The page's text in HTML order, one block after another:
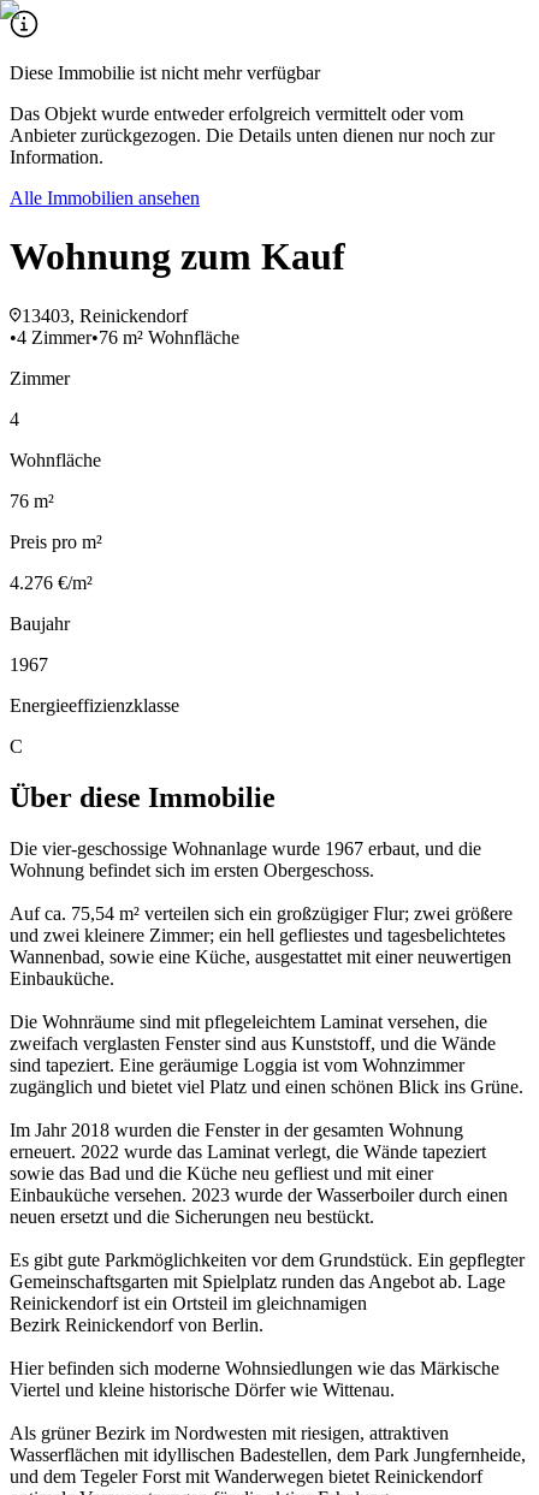
Diese Immobilie ist nicht mehr verfügbar
Das Objekt wurde entweder erfolgreich vermittelt oder vom
Anbieter zurückgezogen. Die Details unten dienen nur noch zur
Information.
Alle Immobilien ansehen
Wohnung zum Kauf
13403, Reinickendorf
•4 Zimmer•76 m² Wohnfläche
Zimmer
4
Wohnfläche
76 m²
Preis pro m²
4.276 €/m²
Baujahr
1967
Energieeffizienzklasse
C
Über diese Immobilie
Die vier-geschossige Wohnanlage wurde 1967 erbaut, und die
Wohnung befindet sich im ersten Obergeschoss.
Auf ca. 75,54 m² verteilen sich ein großzügiger Flur; zwei größere
und zwei kleinere Zimmer; ein hell gefliestes und tagesbelichtetes
Wannenbad, sowie eine Küche, ausgestattet mit einer neuwertigen
Einbauküche.
Die Wohnräume sind mit pflegeleichtem Laminat versehen, die
zweifach verglasten Fenster sind aus Kunststoff, und die Wände
sind tapeziert. Eine geräumige Loggia ist vom Wohnzimmer
zugänglich und bietet viel Platz und einen schönen Blick ins Grüne.
Im Jahr 2018 wurden die Fenster in der gesamten Wohnung
erneuert. 2022 wurde das Laminat verlegt, die Wände tapeziert
sowie das Bad und die Küche neu gefliest und mit einer
Einbauküche versehen. 2023 wurde der Wasserboiler durch einen
neuen ersetzt und die Sicherungen neu bestückt.
Es gibt gute Parkmöglichkeiten vor dem Grundstück. Ein gepflegter
Gemeinschaftsgarten mit Spielplatz runden das Angebot ab. Lage
Reinickendorf ist ein Ortsteil im gleichnamigen
Bezirk Reinickendorf von Berlin.
Hier befinden sich moderne Wohnsiedlungen wie das Märkische
Viertel und kleine historische Dörfer wie Wittenau.
Als grüner Bezirk im Nordwesten mit riesigen, attraktiven
Wasserflächen mit idyllischen Badestellen, dem Park Jungfernheide,
und dem Tegeler Forst mit Wanderwegen bietet Reinickendorf